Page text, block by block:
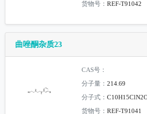
货物号：REF-T91042
曲唑酮杂质23
CAS号：
分子量：214.69
分子式：
货物号：REF-T91041